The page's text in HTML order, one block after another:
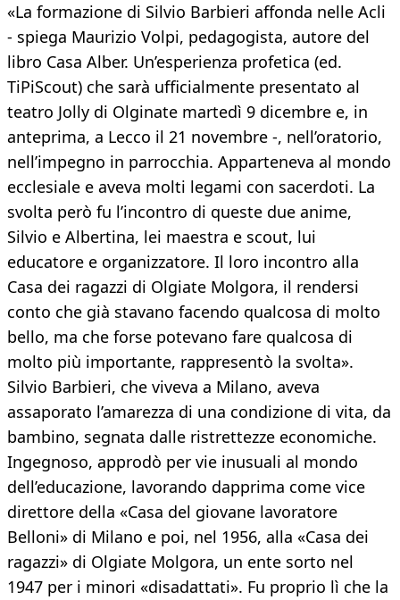
«La formazione di Silvio Barbieri affonda nelle Acli
- spiega Maurizio Volpi, pedagogista, autore del
libro Casa Alber. Un’esperienza profetica (ed.
TiPiScout) che sarà ufficialmente presentato al
teatro Jolly di Olginate martedì 9 dicembre e, in
anteprima, a Lecco il 21 novembre -, nell’oratorio,
nell’impegno in parrocchia. Apparteneva al mondo
ecclesiale e aveva molti legami con sacerdoti. La
svolta però fu l’incontro di queste due anime,
Silvio e Albertina, lei maestra e scout, lui
educatore e organizzatore. Il loro incontro alla
Casa dei ragazzi di Olgiate Molgora, il rendersi
conto che già stavano facendo qualcosa di molto
bello, ma che forse potevano fare qualcosa di
molto più importante, rappresentò la svolta».
Silvio Barbieri, che viveva a Milano, aveva
assaporato l’amarezza di una condizione di vita, da
bambino, segnata dalle ristrettezze economiche.
Ingegnoso, approdò per vie inusuali al mondo
dell’educazione, lavorando dapprima come vice
direttore della «Casa del giovane lavoratore
Belloni» di Milano e poi, nel 1956, alla «Casa dei
ragazzi» di Olgiate Molgora, un ente sorto nel
1947 per i minori «disadattati». Fu proprio lì che la